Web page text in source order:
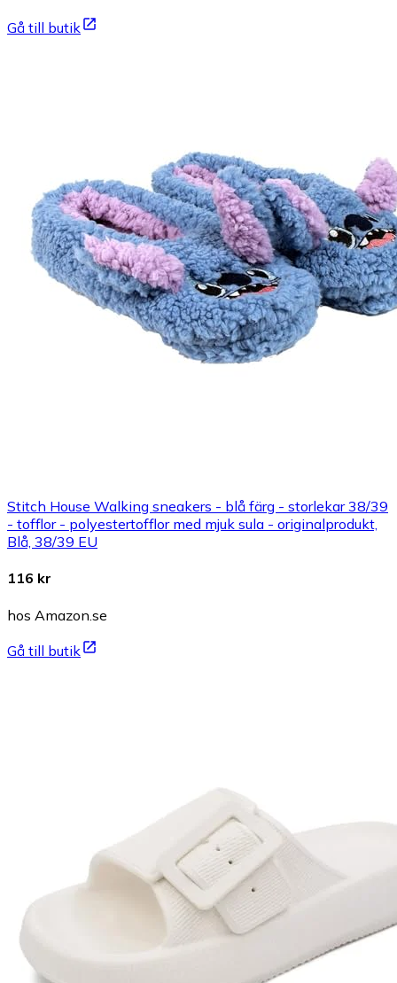
Gå till butik
Stitch House Walking sneakers - blå färg - storlekar 38/39
- tofflor - polyestertofflor med mjuk sula - originalprodukt,
Blå, 38/39 EU
116 kr
hos Amazon.se
Gå till butik